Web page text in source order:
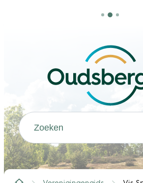
Oudsbergen
Waarmee kunnen we jou